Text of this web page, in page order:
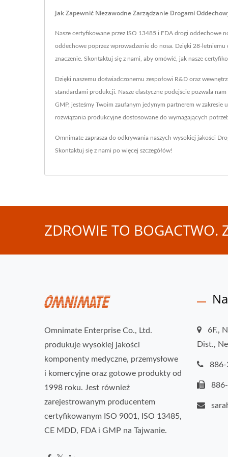
Jak Zapewnić Niezawodne Zarządzanie Drogami
Nasze certyfikowane przez ISO 13485 i FDA drogi oddechowe
oddechowe poprzez wprowadzenie do nosa. Dzięki 28-
znaczenie. Skontaktuj się z nami, aby omówić, jak nasze
Dzięki naszemu doświadczonemu zespołowi R&D oraz
standardami produkcji. Nasze elastyczne podejście pozwala
GMP, jesteśmy Twoim zaufanym jedynym partnerem w
rozwiązania produkcyjne dostosowane do wymagających
Omnimate zaprasza do odkrywania naszych wysokiej jakości
Skontaktuj się z nami po więcej szczegółów!
ZDROWIE TO BOGACTWO.
Omnimate Enterprise Co., Ltd.
produkuje wysokiej jakości
komponenty medyczne, przemysłowe
i komercyjne oraz gotowe produkty od
1998 roku. Jest również
zarejestrowanym producentem
certyfikowanym ISO 9001, ISO 13485,
CE MDD, FDA i GMP na Tajwanie.
6F.,
Dist.,
886-